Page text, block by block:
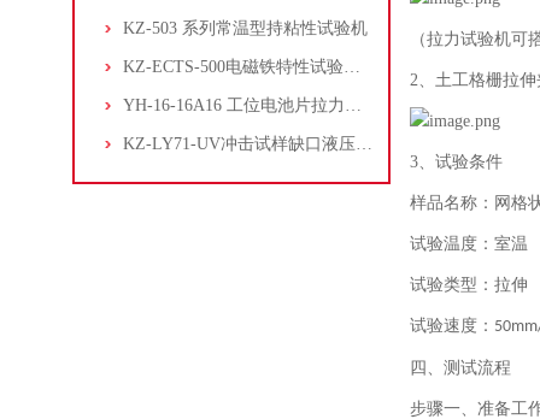
KZ-503 系列常温型持粘性试验机
KZ-ECTS-500电磁铁特性试验系统
YH-16-16A16 工位电池片拉力试验机
KZ-LY71-UV冲击试样缺口液压拉床
（拉力试验机可
2、土工格栅拉伸
3、试验条件
样品名称：网格
试验温度：室温
试验类型：拉伸
试验速度：
四、测试流程
步骤一、 准备工